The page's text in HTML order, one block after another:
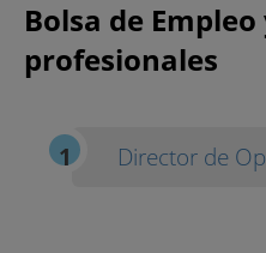
Bolsa de Empleo
profesionales
Director de